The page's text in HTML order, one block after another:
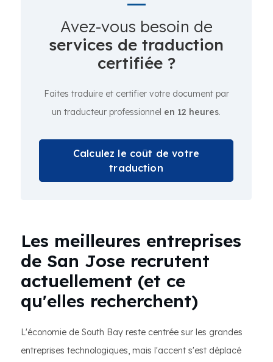
Avez-vous besoin de
services de traduction
certifiée ?
Faites traduire et certifier votre document par
un traducteur professionnel en 12 heures.
Calculez le coût de votre
traduction
Les meilleures entreprises
de San Jose recrutent
actuellement (et ce
qu'elles recherchent)
L'économie de South Bay reste centrée sur les grandes
entreprises technologiques, mais l'accent s'est déplacé